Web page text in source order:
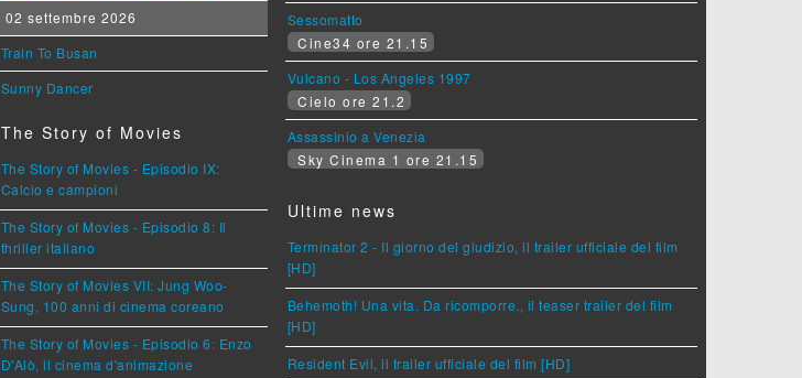
02 settembre 2026
Train To Busan
Sunny Dancer
The Story of Movies
The Story of Movies - Episodio IX:
Calcio e campioni
The Story of Movies - Episodio 8: Il
thriller italiano
The Story of Movies VII: Jung Woo-
Sung, 100 anni di cinema coreano
The Story of Movies - Episodio 6: Enzo
D'Alò, il cinema d'animazione
Sessomatto
Cine34 ore 21.15
Vulcano - Los Angeles 1997
Cielo ore 21.2
Assassinio a Venezia
Sky Cinema 1 ore 21.15
Ultime news
Terminator 2 - Il giorno del giudizio, il trailer ufficiale del film
[HD]
Behemoth! Una vita. Da ricomporre., il teaser trailer del film
[HD]
Resident Evil, il trailer ufficiale del film [HD]